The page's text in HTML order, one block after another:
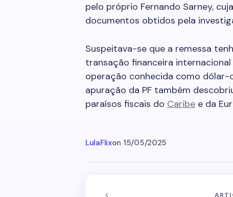
pelo próprio Fernando Sarney,
documentos obtidos pela
Suspeitava-se que a remessa
transação financeira
operação conhecida como dólar-
apuração da PF também
paraísos fiscais do Caribe e da
LulaFlixon 15/05/2025